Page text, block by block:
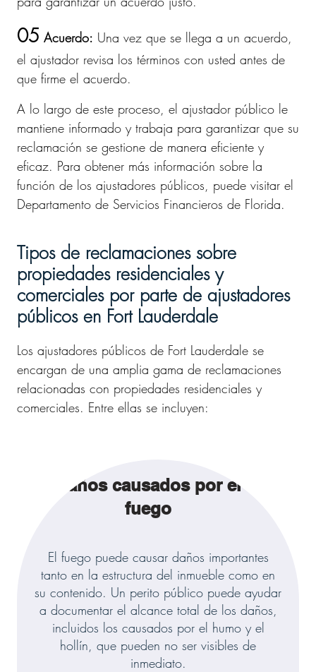
05 Acuerdo: Una vez que se llega a un acuerdo,
el ajustador revisa los términos con usted antes de
que firme el acuerdo.
A lo largo de este proceso, el ajustador público le
mantiene informado y trabaja para garantizar que su
reclamación se gestione de manera eficiente y
eficaz. Para obtener más información sobre la
función de los ajustadores públicos, puede visitar el
Departamento de Servicios Financieros de Florida.
Tipos de reclamaciones sobre
propiedades residenciales y
comerciales por parte de ajustadores
públicos en Fort Lauderdale
Los ajustadores públicos de Fort Lauderdale se
encargan de una amplia gama de reclamaciones
relacionadas con propiedades residenciales y
comerciales. Entre ellas se incluyen:
Daños causados por el
fuego
El fuego puede causar daños importantes
tanto en la estructura del inmueble como en
su contenido. Un perito público puede ayudar
a documentar el alcance total de los daños,
incluidos los causados por el humo y el
hollín, que pueden no ser visibles de
inmediato.